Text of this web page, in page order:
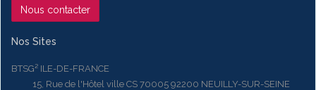
Nous contacter
Nos Sites
BTSG² ILE-DE-FRANCE
15, Rue de l'Hôtel ville CS 70005 92200 NEUILLY-SUR-SEINE